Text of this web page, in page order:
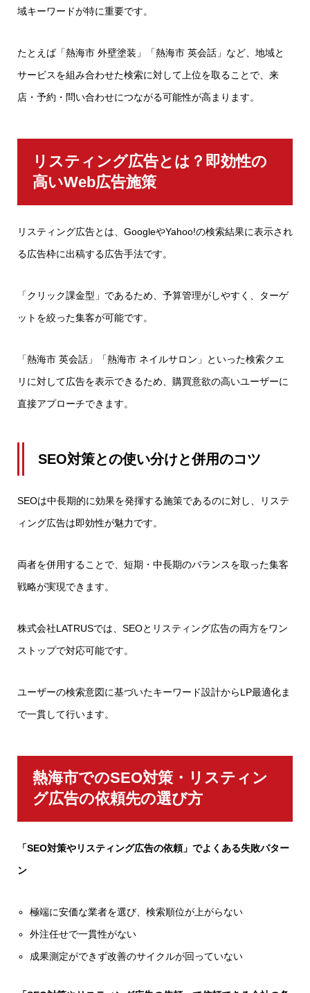
域キーワードが特に重要です。
たとえば「熱海市 外壁塗装」「熱海市 英会話」など、地域と
サービスを組み合わせた検索に対して上位を取ることで、来
店・予約・問い合わせにつながる可能性が高まります。
リスティング広告とは？即効性の
高いWeb広告施策
リスティング広告とは、GoogleやYahoo!の検索結果に表示され
る広告枠に出稿する広告手法です。
「クリック課金型」であるため、予算管理がしやすく、ターゲ
ットを絞った集客が可能です。
「熱海市 英会話」「熱海市 ネイルサロン」といった検索クエ
リに対して広告を表示できるため、購買意欲の高いユーザーに
直接アプローチできます。
SEO対策との使い分けと併用のコツ
SEOは中長期的に効果を発揮する施策であるのに対し、リステ
ィング広告は即効性が魅力です。
両者を併用することで、短期・中長期のバランスを取った集客
戦略が実現できます。
株式会社LATRUSでは、SEOとリスティング広告の両方をワン
ストップで対応可能です。
ユーザーの検索意図に基づいたキーワード設計からLP最適化ま
で一貫して行います。
熱海市でのSEO対策・リスティン
グ広告の依頼先の選び方
「SEO対策やリスティング広告の依頼」でよくある失敗パター
ン
極端に安価な業者を選び、検索順位が上がらない
外注任せで一貫性がない
成果測定ができず改善のサイクルが回っていない